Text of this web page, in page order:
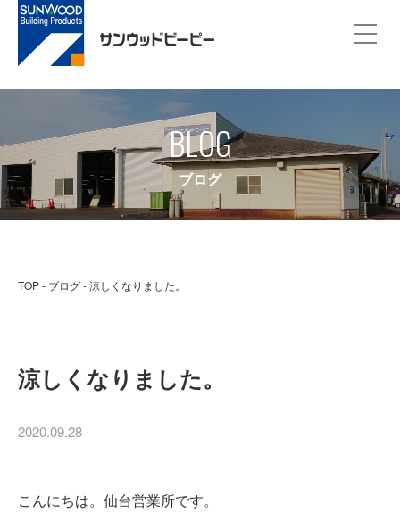
BLOG
ブログ
TOP ブログ 涼しくなりました。
涼しくなりました。
2020.09.28
こんにちは。仙台営業所です。